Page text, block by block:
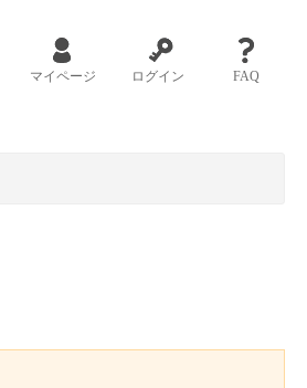
マイページ ログイン FAQ